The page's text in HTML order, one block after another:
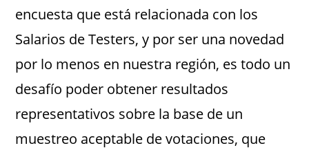
encuesta que está relacionada con los
Salarios de Testers, y por ser una novedad
por lo menos en nuestra región, es todo un
desafío poder obtener resultados
representativos sobre la base de un
muestreo aceptable de votaciones, que